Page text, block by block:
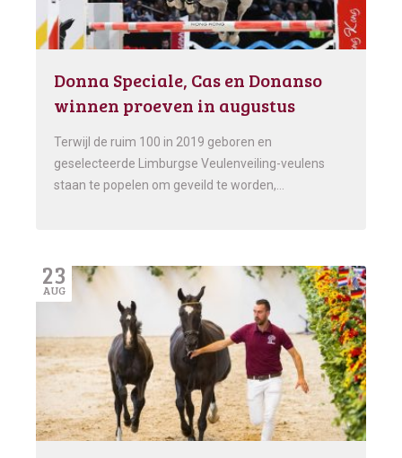
Donna Speciale, Cas en Donanso
winnen proeven in augustus
Terwijl de ruim 100 in 2019 geboren en
geselecteerde Limburgse Veulenveiling-veulens
staan te popelen om geveild te worden,…
23
AUG